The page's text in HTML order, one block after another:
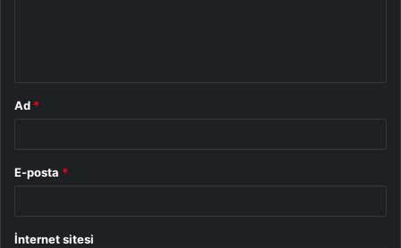
Ad *
E-posta *
İnternet sitesi